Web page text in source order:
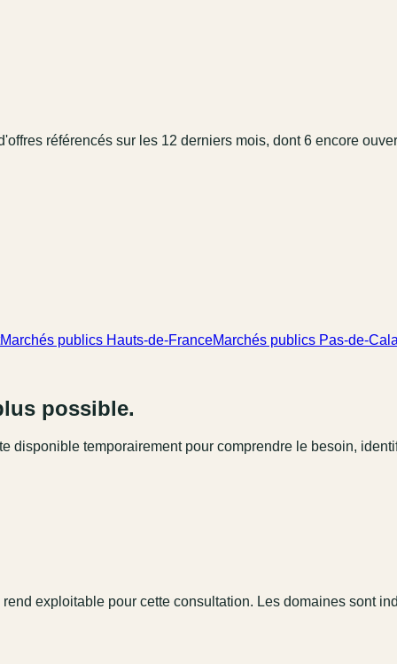
référencés sur les 12 derniers mois, dont 6 encore
Marchés publics Hauts-de-FranceMarchés publics Pas-de-
possible.
disponible temporairement pour comprendre le besoin,
exploitable pour cette consultation. Les domaines sont